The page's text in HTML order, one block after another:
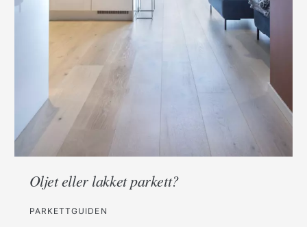
Oljet eller lakket parkett?
PARKETTGUIDEN